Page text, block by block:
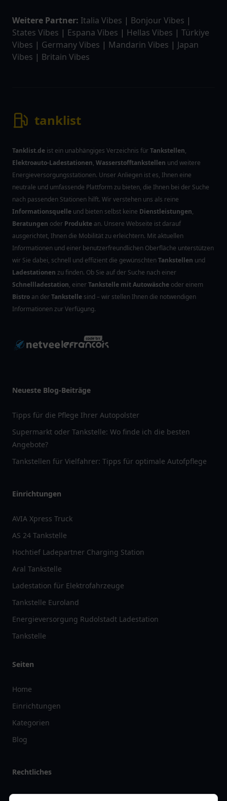
Weitere Partner: Italia Vibes | Bonjour Vibes |
States Vibes | Espana Vibes | Hellas Vibes | Türkiye
Vibes | Germany Vibes | Mandarin Vibes | Japan
Vibes | Britain Vibes
tanklist
Tanklist.de ist ein unabhängiges Verzeichnis fürTankstellen,
Elektroauto-Ladestationen, Wasserstofftankstellen und weitere
Energieversorgungsstationen. Unser Anliegen ist es, Ihnen eine
neutrale und umfassende Plattform zu bieten, die Ihnen bei der Suche
nach passenden Stationen hilft. Wir verstehen uns als reine
Informationsquelle und bieten selbst keine Dienstleistungen,
Beratungen oder Produkte an. Unsere Webseite ist darauf
ausgerichtet, Ihnen die Mobilität zu erleichtern. Mit aktuellen
Informationen und einer benutzerfreundlichen Oberfläche unterstützen
wir Sie dabei, schnell und effizient die gewünschtenTankstellen und
Ladestationen zu finden. Ob Sie auf der Suche nach einer
Schnellladestation, einerTankstelle mit Autowäsche oder einem
Bistro an derTankstelle sind – wir stellen Ihnen die notwendigen
Informationen zur Verfügung.
Neueste Blog-Beiträge
Tipps für die Pflege Ihrer Autopolster
Supermarkt oder Tankstelle: Wo finde ich die besten
Angebote?
Tankstellen für Vielfahrer: Tipps für optimale Autofpflege
Einrichtungen
AVIA Xpress Truck
AS 24 Tankstelle
Hochtief Ladepartner Charging Station
Aral Tankstelle
Ladestation für Elektrofahrzeuge
Tankstelle Euroland
Energieversorgung Rudolstadt Ladestation
Tankstelle
Seiten
Home
Einrichtungen
Kategorien
Blog
Rechtliches
Impressum